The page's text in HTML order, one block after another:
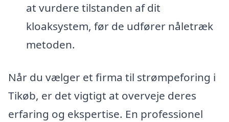
at vurdere tilstanden af dit
kloaksystem, før de udfører nåletræk
metoden.
Når du vælger et firma til strømpeforing i
Tikøb, er det vigtigt at overveje deres
erfaring og ekspertise. En professionel